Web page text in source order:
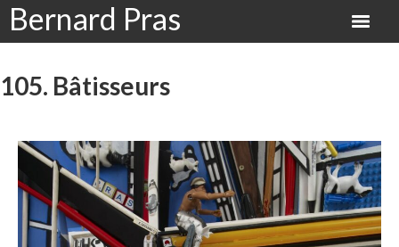
Bernard Pras
105. Bâtisseurs